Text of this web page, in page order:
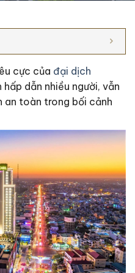
cực của đại dịch
dẫn nhiều người, vẫn
an toàn trong bối cảnh